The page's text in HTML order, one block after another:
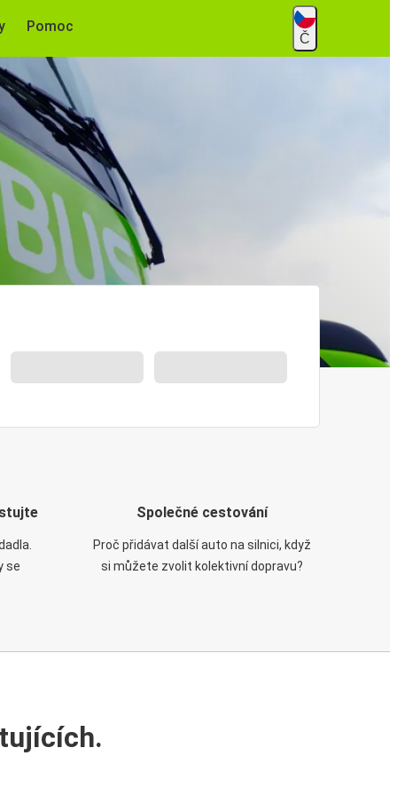
Pomoc
Č
se
Společné cestování
Proč přidávat další auto na silnici, když
si můžete zvolit kolektivní dopravu?